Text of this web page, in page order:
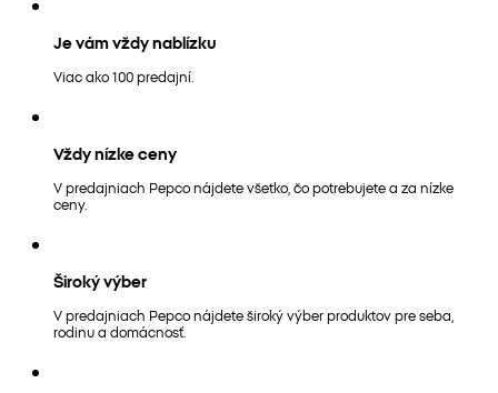
Je vám vždy nablízku
Viac ako 100 predajní.
Vždy nízke ceny
V predajniach Pepco nájdete všetko, čo potrebujete a za nízke
ceny.
Široký výber
V predajniach Pepco nájdete široký výber produktov pre seba,
rodinu a domácnosť.